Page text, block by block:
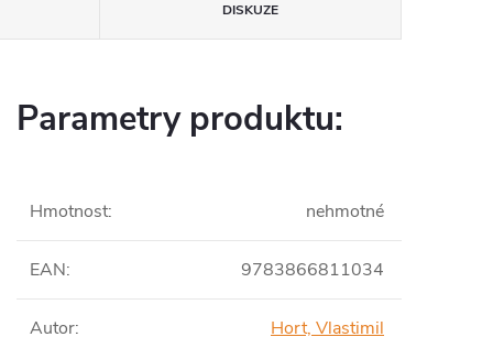
DISKUZE
Parametry produktu:
Hmotnost: nehmotné
EAN: 9783866811034
Autor: Hort, Vlastimil